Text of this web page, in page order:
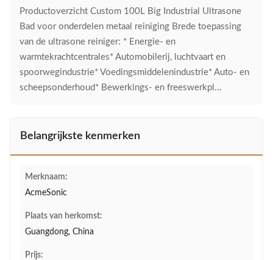
Productoverzicht Custom 100L Big Industrial Ultrasone
Bad voor onderdelen metaal reiniging Brede toepassing
van de ultrasone reiniger: * Energie- en
warmtekrachtcentrales* Automobilerij, luchtvaart en
spoorwegindustrie* Voedingsmiddelenindustrie* Auto- en
scheepsonderhoud* Bewerkings- en freeswerkpl...
Belangrijkste kenmerken
Merknaam:
AcmeSonic
Plaats van herkomst:
Guangdong, China
Prijs: